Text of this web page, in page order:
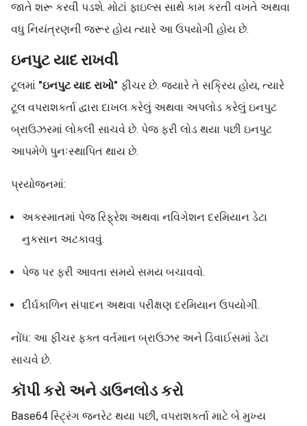
જાતે શરૂ કરવી પડશે. મોટાં ફાઇલ્સ સાથે કામ કરતી વખતે અથવા
વધુ નિયંત્રણની જરૂર હોય ત્યારે આ ઉપયોગી હોય છે.
ઇનપુટ યાદ રાખવી
ટૂલમાં "ઇનપુટ યાદ રાખો" ફીચર છે. જ્યારે તે સક્રિય હોય, ત્યારે
ટૂલ વપરાશકર્તા દ્વારા દાખલ કરેલું અથવા અપલોડ કરેલું ઇનપુટ
બ્રાઉઝરમાં લોકલી સાચવે છે. પેજ ફરી લોડ થયા પછી ઇનપુટ
આપમેળે પુનઃસ્થાપિત થાય છે.
પ્રયોજનમાં:
અકસ્માતમાં પેજ રિફ્રેશ અથવા નવિગેશન દરમિયાન ડેટા
નુકસાન અટકાવવું.
પેજ પર ફરી આવતા સમયે સમય બચાવવો.
દીર્ઘકાળિન સંપાદન અથવા પરીક્ષણ દરમિયાન ઉપયોગી.
નોંધ: આ ફીચર ફક્ત વર્તમાન બ્રાઉઝર અને ડિવાઈસમાં ડેટા
સાચવે છે.
કૉપી કરો અને ડાઉનલોડ કરો
Base64 સ્ટ્રિંગ જનરેટ થયા પછી, વપરાશકર્તા માટે બે મુખ્ય